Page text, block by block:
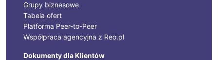
Grupy biznesowe
Tabela ofert
Platforma Peer-to-Peer
Współpraca agencyjna z Reo.pl
Dokumenty dla Klientów